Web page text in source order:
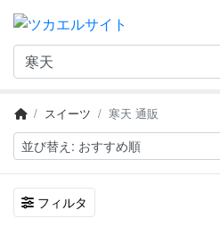
スイーツ 寒天 通販
フィルタ